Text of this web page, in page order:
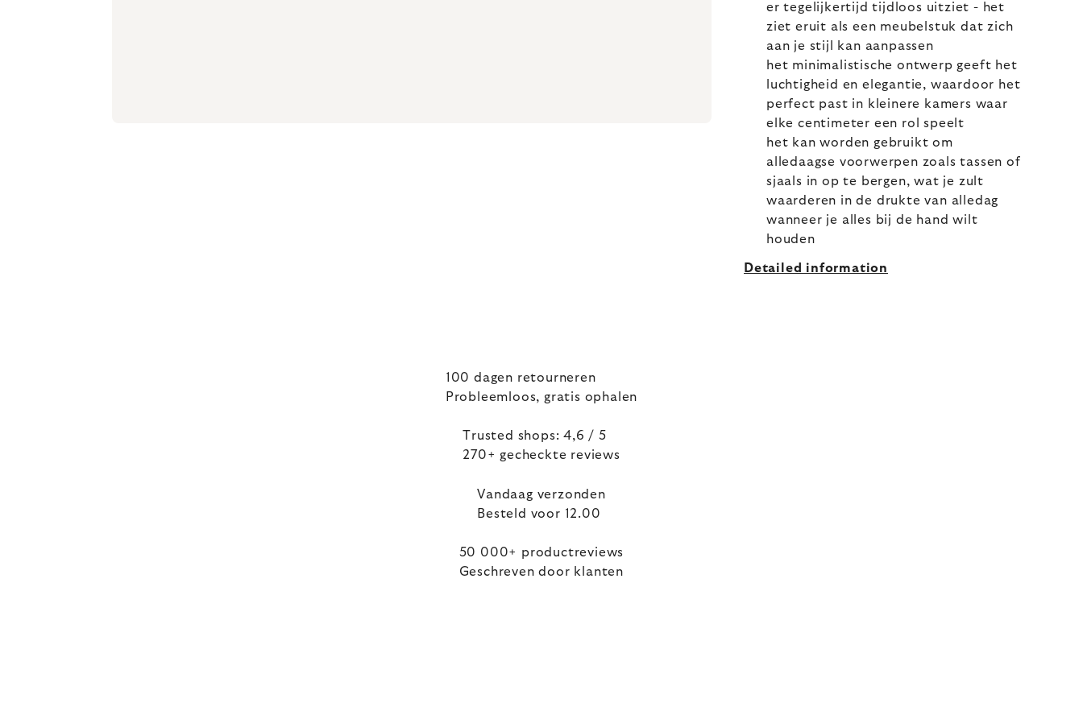
er tegelijkertijd tijdloos uitziet - het
ziet eruit als een meubelstuk dat zich
aan je stijl kan aanpassen
het minimalistische ontwerp geeft het
luchtigheid en elegantie, waardoor het
perfect past in kleinere kamers waar
elke centimeter een rol speelt
het kan worden gebruikt om
alledaagse voorwerpen zoals tassen of
sjaals in op te bergen, wat je zult
waarderen in de drukte van alledag
wanneer je alles bij de hand wilt
houden
Detailed information
100 dagen retourneren
Probleemloos, gratis ophalen
Trusted shops: 4,6 / 5
270+ gecheckte reviews
Vandaag verzonden
Besteld voor 12.00
50 000+ productreviews
Geschreven door klanten